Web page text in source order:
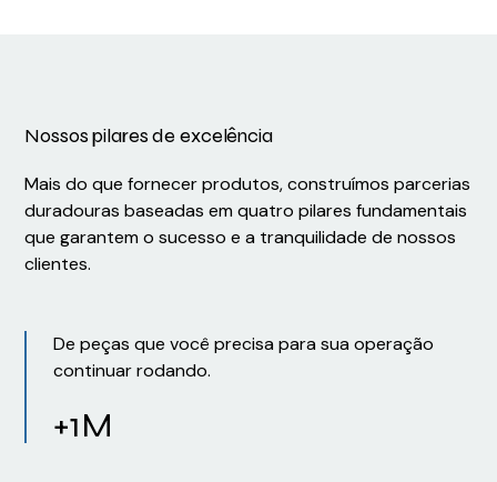
Nossos pilares de excelência
Mais do que fornecer produtos, construímos parcerias
duradouras baseadas em quatro pilares fundamentais
que garantem o sucesso e a tranquilidade de nossos
clientes.
De peças que você precisa para sua operação
continuar rodando.
+1M